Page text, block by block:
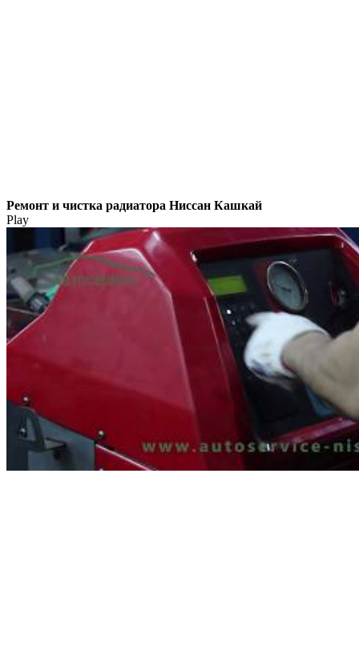
Ремонт и чистка радиатора Ниссан Кашкай
Play